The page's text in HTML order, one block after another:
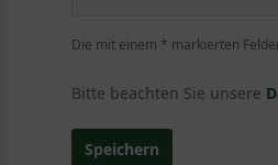
Die mit einem * markierten
Bitte beachten Sie unsere
Speichern